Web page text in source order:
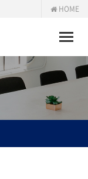
HOME
Toggle